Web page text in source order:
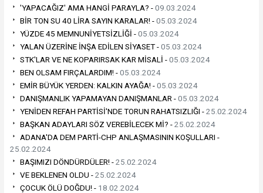
'YAPACAĞIZ' AMA HANGİ PARAYLA? -09.03.2024
BİR TON SU 40 LİRA SAYIN KARALAR! -05.03.2024
YÜZDE 45 MEMNUNİYETSİZLİĞİ -05.03.2024
YALAN ÜZERİNE İNŞA EDİLEN SİYASET -05.03.2024
STK'LAR VE NE KOPARIRSAK KAR MİSALİ -05.03.2024
BEN OLSAM FIRÇALARDIM! -05.03.2024
EMİR BÜYÜK YERDEN: KALKIN AYAĞA! -05.03.2024
DANIŞMANLIK YAPAMAYAN DANIŞMANLAR -05.03.2024
YENİDEN REFAH PARTİSİ'NDE TORUN RAHATSIZLIĞI -25.02.2024
BAŞKAN ADAYLARI SÖZ VEREBİLECEK Mİ? -25.02.2024
ADANA'DA DEM PARTİ-CHP ANLAŞMASININ KOŞULLARI -
25.02.2024
BAŞIMIZI DÖNDÜRDÜLER! -25.02.2024
VE BEKLENEN OLDU -25.02.2024
ÇOCUK ÖLÜ DOĞDU! - 18.02.2024